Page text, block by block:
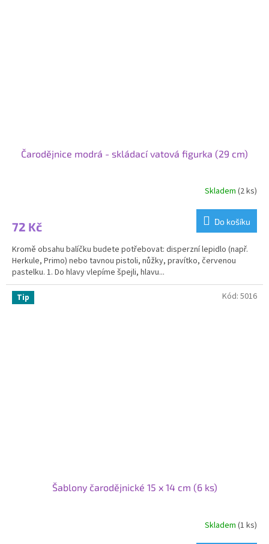
Čarodějnice modrá - skládací vatová figurka (29 cm)
je
z
5
hvězdiček.
Skladem(2 ks)
72 Kč Do košíku
Kromě obsahu balíčku budete potřebovat: disperzní lepidlo (např.
Herkule, Primo) nebo tavnou pistoli, nůžky, pravítko, červenou
pastelku. 1. Do hlavy vlepíme špejli, hlavu...
Tip
Šablony čarodějnické 15 x 14 cm (6 ks)
Skladem (1 ks)
Kód: 5016